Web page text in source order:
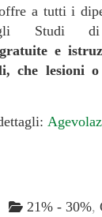
a tutti i
Studi
e
che lesioni
21% - 30%,